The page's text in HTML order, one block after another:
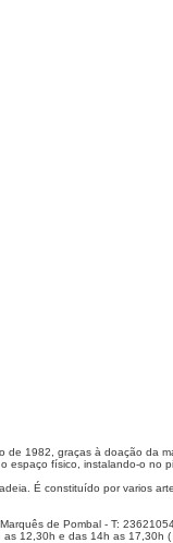
de 1982, graças à doação da
espaço físico, instalando-o no
É constituído por varios
de Pombal - T:
12,30h e das 14h as 17,30h (